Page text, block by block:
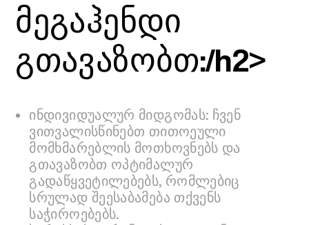
მეგაჰენდი
გთავაზობთ:/h2>
ინდივიდუალურ მიდგომას: ჩვენ
ვითვალისწინებთ თითოეული
მომხმარებლის მოთხოვნებს და
გთავაზობთ ოპტიმალურ
გადაწყვეტილებებს, რომლებიც
სრულად შეესაბამება თქვენს
საჭიროებებს.